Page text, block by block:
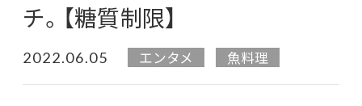
チ。【糖質制限】
2022.06.05 エンタメ 魚料理